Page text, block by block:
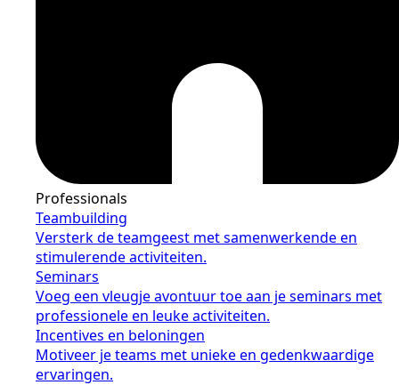
Professionals
Teambuilding
Versterk de teamgeest met samenwerkende en
stimulerende activiteiten.
Seminars
Voeg een vleugje avontuur toe aan je seminars met
professionele en leuke activiteiten.
Incentives en beloningen
Motiveer je teams met unieke en gedenkwaardige
ervaringen.